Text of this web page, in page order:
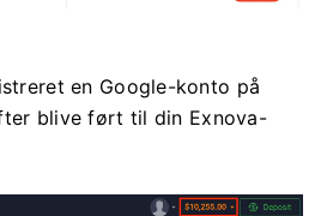
en Google-konto på
blive ført til din Exnova-